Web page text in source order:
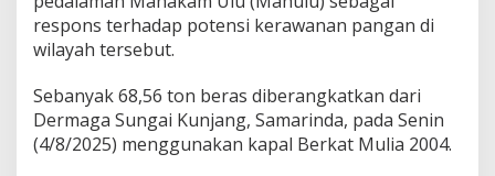
respons terhadap potensi kerawanan pangan di
wilayah tersebut.
Sebanyak 68,56 ton beras diberangkatkan dari
Dermaga Sungai Kunjang, Samarinda, pada Senin
(4/8/2025) menggunakan kapal Berkat Mulia 2004.